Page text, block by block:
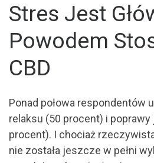
Stres Jest
Powodem
CBD
Ponad połowa respondentów
relaksu (50 procent) i poprawy
procent). I chociaż
nie została jeszcze w pełni